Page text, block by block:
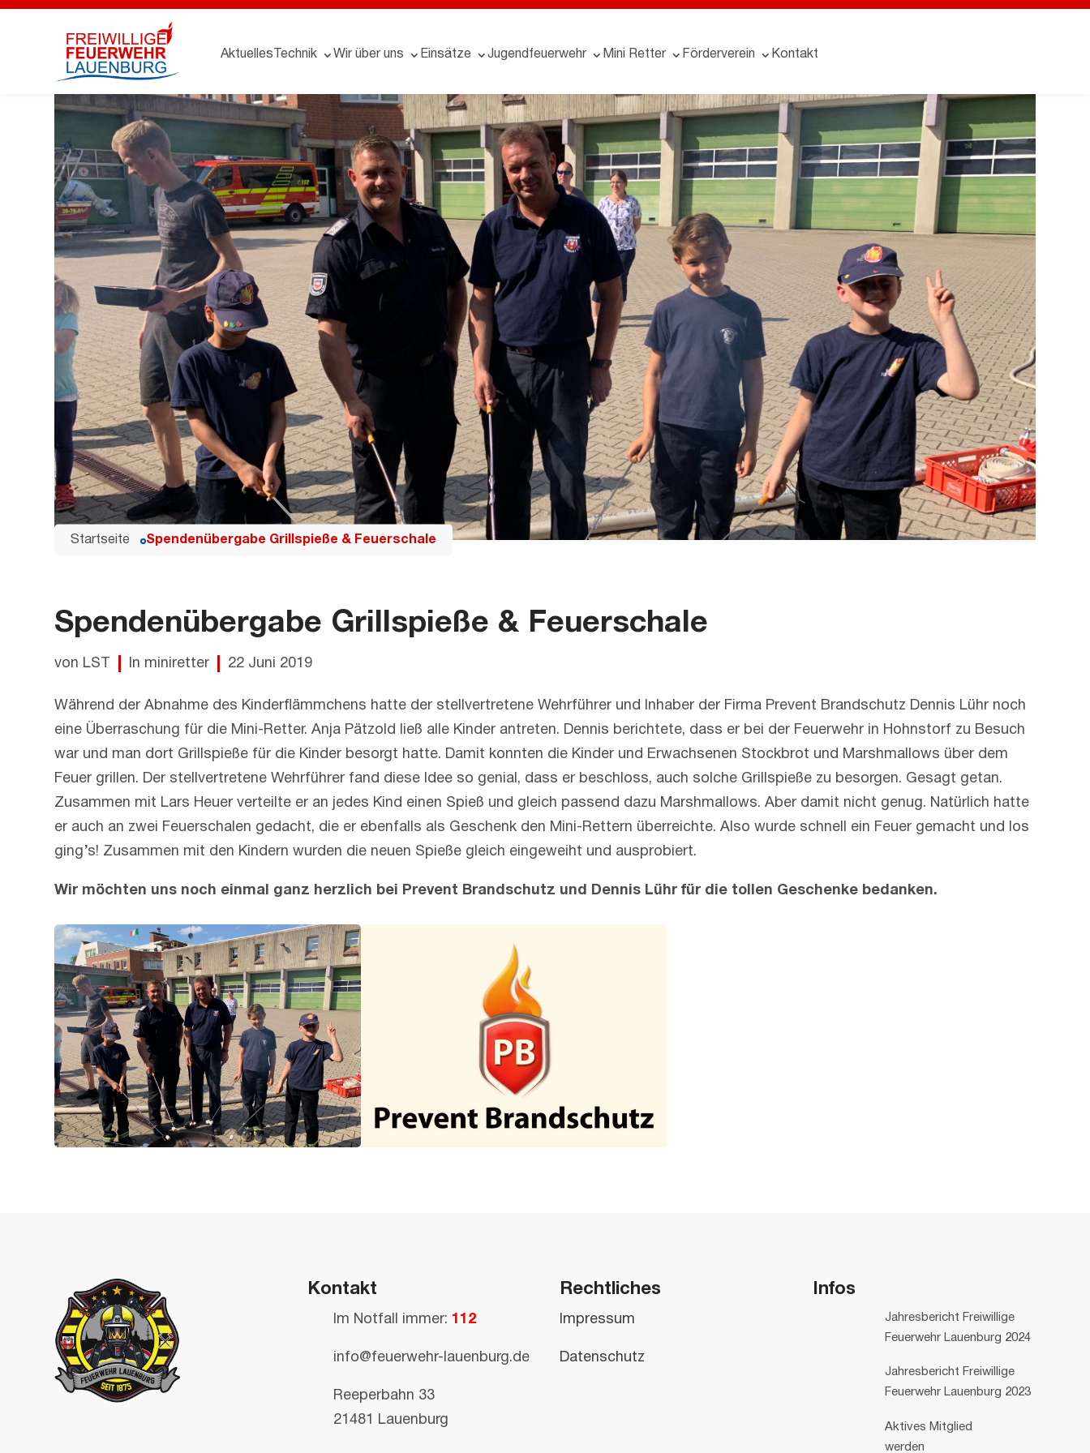
Aktuelles Technik Wir über uns Einsätze Jugendfeuerwehr Mini Retter Förderverein Kontakt
Startseite Spendenübergabe Grillspieße & Feuerschale
Spendenübergabe Grillspieße & Feuerschale
von LST In miniretter 22 Juni 2019
Während der Abnahme des Kinderflämmchens hatte der stellvertretene Wehrführer und Inhaber der Firma Prevent Brandschutz Dennis Lühr noch
eine Überraschung für die Mini-Retter. Anja Pätzold ließ alle Kinder antreten. Dennis berichtete, dass er bei der Feuerwehr in Hohnstorf zu Besuch
war und man dort Grillspieße für die Kinder besorgt hatte. Damit konnten die Kinder und Erwachsenen Stockbrot und Marshmallows über dem
Feuer grillen. Der stellvertretene Wehrführer fand diese Idee so genial, dass er beschloss, auch solche Grillspieße zu besorgen. Gesagt getan.
Zusammen mit Lars Heuer verteilte er an jedes Kind einen Spieß und gleich passend dazu Marshmallows. Aber damit nicht genug. Natürlich hatte
er auch an zwei Feuerschalen gedacht, die er ebenfalls als Geschenk den Mini-Rettern überreichte. Also wurde schnell ein Feuer gemacht und los
ging’s! Zusammen mit den Kindern wurden die neuen Spieße gleich eingeweiht und ausprobiert.
Wir möchten uns noch einmal ganz herzlich bei Prevent Brandschutz und Dennis Lühr für die tollen Geschenke bedanken.
Kontakt
Im Notfall immer: 112
info@feuerwehr-lauenburg.de
Reeperbahn 33
21481 Lauenburg
Rechtliches
Impressum
Datenschutz
Infos
Jahresbericht Freiwillige
Feuerwehr Lauenburg 2024
Jahresbericht Freiwillige
Feuerwehr Lauenburg 2023
Aktives Mitglied
werden